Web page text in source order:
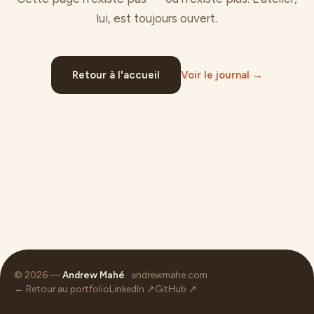
lui, est toujours ouvert.
Retour à l'accueil Voir le journal →
© 2026 —Andrew Mahé · andrewmahe.com
← Retour au portfolioLinkedIn ↗GitHub ↗